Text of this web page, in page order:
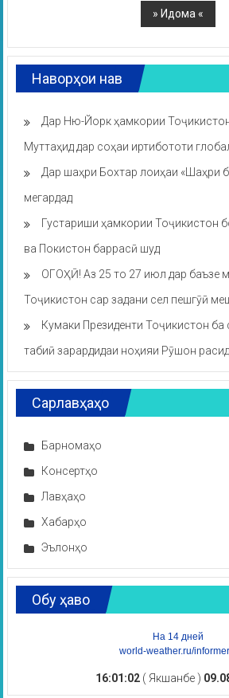
Наворҳои нав
Дар Ню-Йорк ҳамкории
Муттаҳид дар соҳаи иртибототи
Дар шаҳри Бохтар лоиҳаи «Шаҳри
мегардад
Густариши ҳамкории Тоҷикистон
ва Покистон баррасӣ шуд
ОГОҲӢ! Аз 25 то 27 июл дар баъзе
Тоҷикистон сар задани сел пешгӯӣ
Кумаки Президенти Тоҷикистон
табиӣ зарардидаи ноҳияи Рӯшон расид
Сарлавҳаҳо
Барномаҳо
Консертҳо
Лавҳаҳо
Хабарҳо
Эълонҳо
Обу ҳаво
На 14 дней
world-weather.ru/
16:01:03 ( Якшанбе )